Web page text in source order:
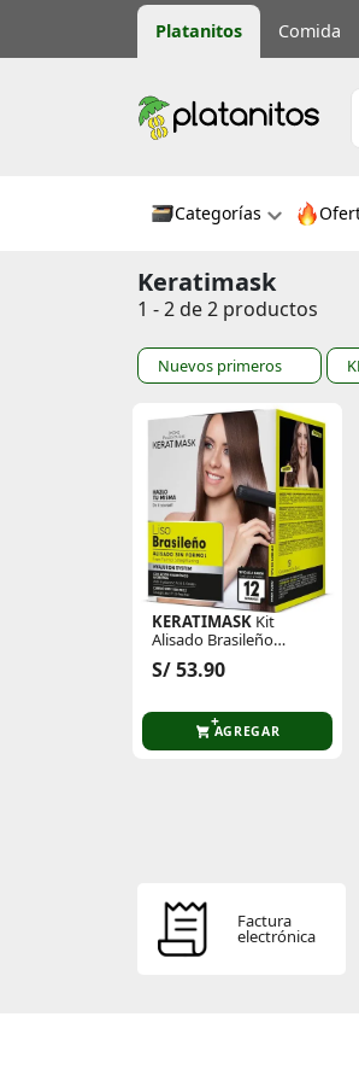
Platanitos Comida
Categorías
Keratimask
1 - 2 de 2 productos
Nuevos primeros
KERATIMASKKit
Alisado Brasileño
Keratimask
S/ 53.90
AGREGAR
Factura
electrónica